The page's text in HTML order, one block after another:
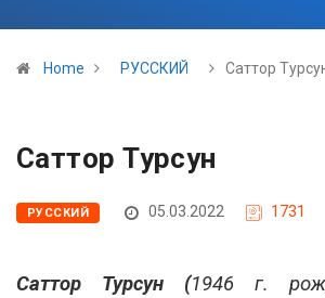
Home РУССКИЙ Саттор
Саттор Турсун
РУССКИЙ 05.03.2022 1731
Саттор Турсун (1946 г.